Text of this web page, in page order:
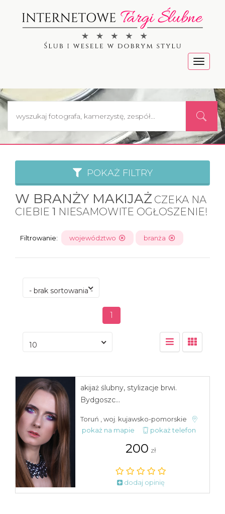
Menu
POKAŻ FILTRY
W BRANŻY MAKIJAŻ CZEKA NA
CIEBIE 1 NIESAMOWITE OGŁOSZENIE!
Filtrowanie: województwo branża
- brak sortowania -
1
10
akijaż ślubny, stylizacje brwi.
Bydgoszc...
Toruń , woj. kujawsko-pomorskie
pokaż na mapie
pokaż telefon
200 zł
dodaj opinię